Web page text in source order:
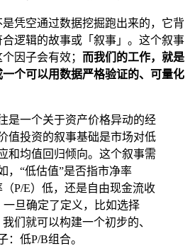
凭空通过数据挖掘跑出来的，它背
逻辑的故事或「叙事」。这个叙事
因子会有效； 而我们的工作，就是
个可以用数据严格验证的、可量化
是一个关于资产价格异动的经
值投资的叙事基础是市场对低
和均值回归倾向。这个叙事需
，“低估值”是否指市净率
（P/E）低，还是自由现金流收
一旦确定了定义，比如选择
们就可以构建一个初步的、
：低P/B组合。